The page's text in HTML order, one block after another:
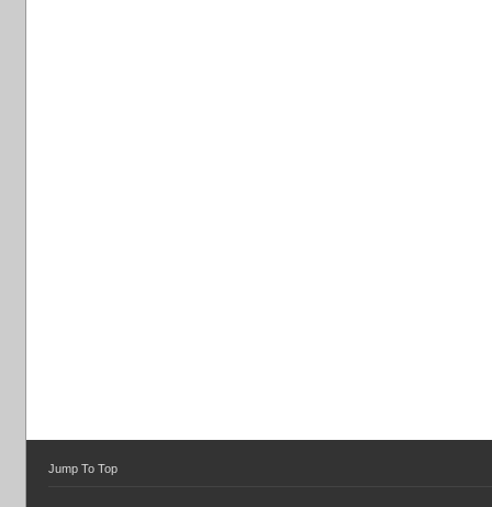
Jump To Top